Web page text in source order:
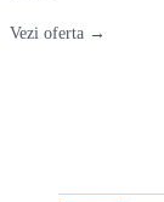
Vezi oferta →